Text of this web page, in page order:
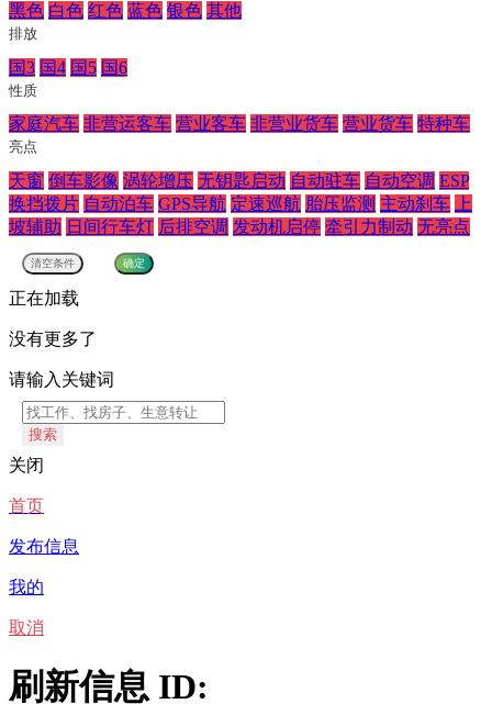
黑色 白色 红色 蓝色 银色 其他
排放
国3 国4 国5 国6
性质
家庭汽车 非营运客车 营业客车 非营业货车 营业货车 特种车
亮点
天窗 倒车影像 涡轮增压 无钥匙启动 自动驻车 自动空调 ESP
换挡拨片 自动泊车 GPS导航 定速巡航 胎压监测 主动刹车
上
坡辅助 日间行车灯 后排空调 发动机启停 牵引力制动 无亮点
正在加载
没有更多了
请输入关键词
搜索
关闭
首页
发布信息
我的
取消
刷新信息 ID: